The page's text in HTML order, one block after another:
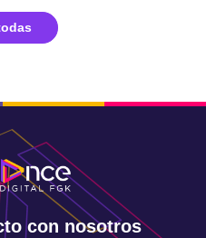
con nosotros